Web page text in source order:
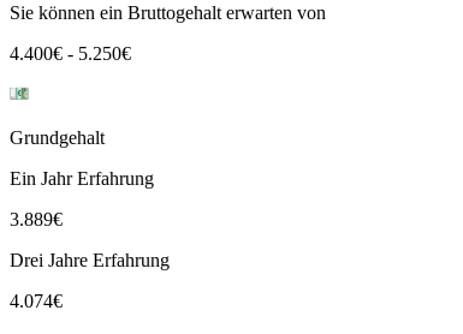
Sie können ein Bruttogehalt erwarten von
4.400€ - 5.250€
Grundgehalt
Ein Jahr Erfahrung
3.889€
Drei Jahre Erfahrung
4.074€